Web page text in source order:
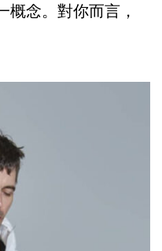
概念。對你而言，